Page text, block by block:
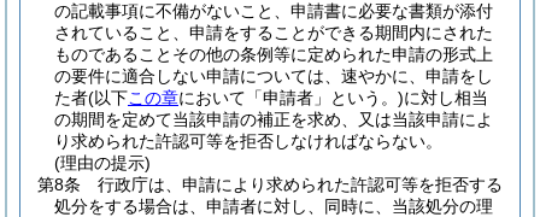
の記載事項に不備がないこと、申請書に必要な書類が添付
されていること、申請をすることができる期間内にされた
ものであることその他の条例等に定められた申請の形式上
の要件に適合しない申請については、速やかに、申請をし
た者(以下この章において「申請者」という。)に対し相当
の期間を定めて当該申請の補正を求め、又は当該申請によ
り求められた許認可等を拒否しなければならない。
(理由の提示)
第8条
行政庁は、申請により求められた許認可等を拒否する
処分をする場合は、申請者に対し、同時に、当該処分の理